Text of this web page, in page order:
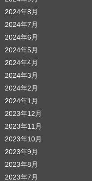
2024年8月
2024年7月
2024年6月
2024年5月
2024年4月
2024年3月
2024年2月
2024年1月
2023年12月
2023年11月
2023年10月
2023年9月
2023年8月
2023年7月